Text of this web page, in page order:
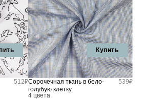
512₽
Купить
Сорочечная ткань в бело-
голубую клетку
4 цвета
539₽